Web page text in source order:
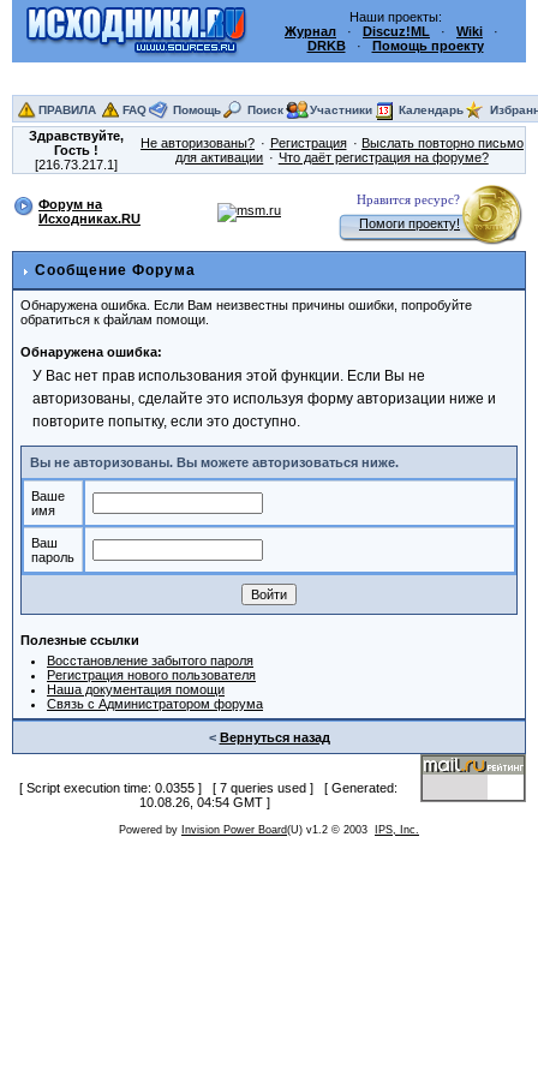
Наши проекты:
Журнал · Discuz!ML · Wiki ·
DRKB· Помощь проекту
ПРАВИЛА FAQ Помощь Поиск Участники Календарь
Здравствуйте,
Гость !
[216.73.217.1]
Не авторизованы? Регистрация
Выслать повторно письмо
для активации
Что даёт регистрация на форуме?
Форум на
Исходниках.RU
Нравится ресурс?
Помоги проекту!
Сообщение Форума
Обнаружена ошибка. Если Вам неизвестны причины ошибки, попробуйте
обратиться к файлам помощи.
Обнаружена ошибка:
У Вас нет прав использования этой функции. Если Вы не
авторизованы, сделайте это используя форму авторизации ниже и
повторите попытку, если это доступно.
Вы не авторизованы. Вы можете авторизоваться ниже.
Ваше
имя
Ваш
пароль
Полезные ссылки
Восстановление забытого пароля
Регистрация нового пользователя
Наша документация помощи
Связь с Администратором форума
< Вернуться назад
[ Script execution time: 0.0355 ] [ 7 queries used ] [ Generated:
10.08.26, 04:54 GMT ]
Powered by Invision Power Board(U) v1.2 © 2003 IPS, Inc.